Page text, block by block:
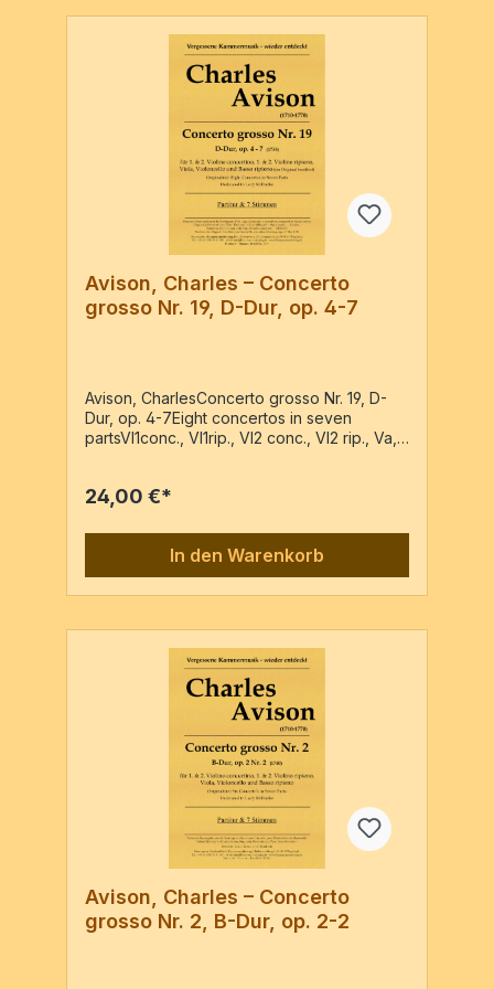
Avison, Charles – Concerto
grosso Nr. 19, D-Dur, op. 4-7
Avison, CharlesConcerto grosso Nr. 19, D-
Dur, op. 4-7Eight concertos in seven
partsVl1conc., Vl1rip., Vl2 conc., Vl2 rip., Va,
24,00 €*
In den Warenkorb
Avison, Charles – Concerto
grosso Nr. 2, B-Dur, op. 2-2